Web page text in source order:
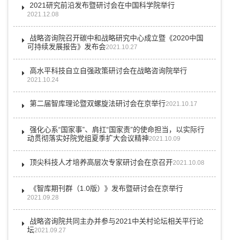
2021研究前沿发布暨研讨会在中国科学院举行
2021.12.08
战略咨询院召开碳中和战略研究中心成立暨《2020中国
可持续发展报告》发布会2021.10.27
高水平科技自立自强政策研讨会在战略咨询院举行
2021.10.24
第二届智库理论暨双螺旋法研讨会在京举行2021.10.17
强化心系“国家事”、肩扛“国家责”的使命担当，以实际行
动贯彻落实好院党组夏季扩大会议精神2021.10.09
顶尖科技人才培养高层次专家研讨会在京召开2021.10.08
《智库期刊群（1.0版）》发布暨研讨会在京举行
2021.09.28
战略咨询院共同主办并参与2021中关村论坛相关平行论
坛2021.09.27